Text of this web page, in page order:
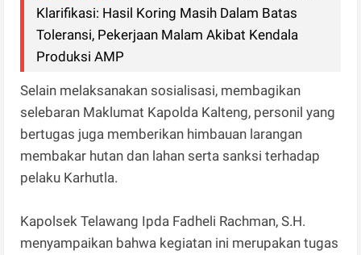
Klarifikasi: Hasil Koring Masih Dalam Batas
Toleransi, Pekerjaan Malam Akibat Kendala
Produksi AMP
Selain melaksanakan sosialisasi, membagikan
selebaran Maklumat Kapolda Kalteng, personil yang
bertugas juga memberikan himbauan larangan
membakar hutan dan lahan serta sanksi terhadap
pelaku Karhutla.
Kapolsek Telawang Ipda Fadheli Rachman, S.H.
menyampaikan bahwa kegiatan ini merupakan tugas